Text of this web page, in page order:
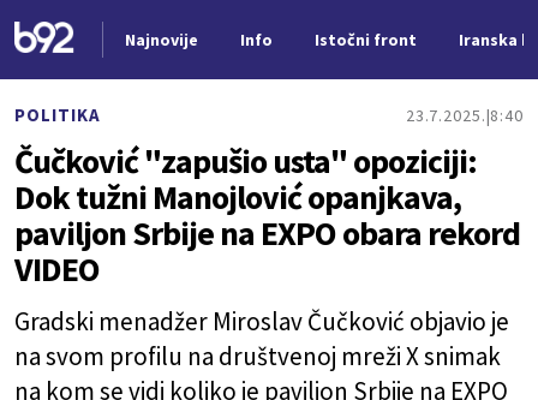
Najnovije Info Istočni front Iranska
POLITIKA 23.7.2025. 8:40
Čučković "zapušio usta" opoziciji:
Dok tužni Manojlović opanjkava,
paviljon Srbije na EXPO obara rekord
VIDEO
Gradski menadžer Miroslav Čučković objavio je
na svom profilu na društvenoj mreži X snimak
na kom se vidi koliko je paviljon Srbije na EXPO